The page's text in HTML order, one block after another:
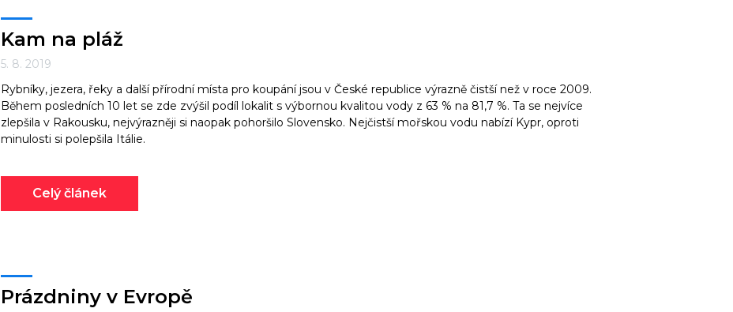
Kam na pláž
5. 8. 2019
Rybníky, jezera, řeky a další přírodní místa pro koupání jsou v České republice výrazně čistší než v roce 2009.
Během posledních 10 let se zde zvýšil podíl lokalit s výbornou kvalitou vody z 63 % na 81,7 %. Ta se nejvíce
zlepšila v Rakousku, nejvýrazněji si naopak pohoršilo Slovensko. Nejčistší mořskou vodu nabízí Kypr, oproti
minulosti si polepšila Itálie.
Celý článek
Prázdniny v Evropě